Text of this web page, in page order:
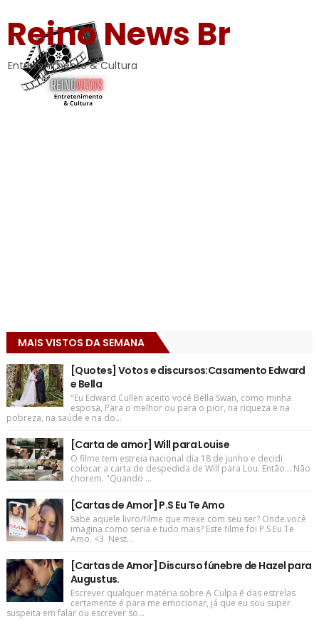
Reino News Br
Entretenimento & Cultura
MAIS VISTOS DA SEMANA
[Quotes] Votos e discursos:Casamento Edward
e Bella
"Eu Edward Cullen aceito você Bella Swan, como minha
esposa, Para o melhor ou para o pior, na riqueza e na
pobreza, na saúde e na do...
[Carta de amor] Will para Louise
O filme tem estreia nacional dia 18 de junho e decidi
colocar a carta de despedida de Will para Lou. Então... Não
chorem. "Quando ...
[Cartas de Amor] P.S Eu Te Amo
Sabe aquele livro/filme que mexe com seu ser? Onde você
imagina como seria e tudo mais? Este filme foi P.S Eu Te
Amo. <3 Nest...
[Cartas de Amor] Discurso fúnebre de Hazel para
Augustus.
Escrever qualquer matéria sobre A Culpa é das estrelas
certamente é para me emocionar, já que eu sou super
suspeita em falar ou escrever so...